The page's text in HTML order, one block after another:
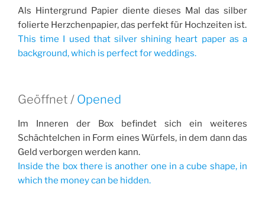
Als Hintergrund Papier diente dieses Mal das silber
folierte Herzchenpapier, das perfekt für Hochzeiten ist.
This time I used that silver shining heart paper as a
background, which is perfect for weddings.
Geöffnet / Opened
Im Inneren der Box befindet sich ein weiteres
Schächtelchen in Form eines Würfels, in dem dann das
Geld verborgen werden kann.
Inside the box there is another one in a cube shape, in
which the money can be hidden.